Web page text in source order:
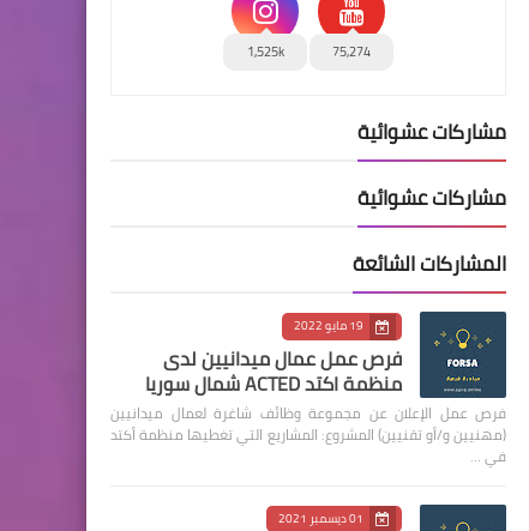
75,274
1,525k
مشاركات عشوائية
مشاركات عشوائية
المشاركات الشائعة
19 مايو 2022
فرص عمل عمال ميدانيين لدى
منظمة اكتد ACTED شمال سوريا
فرص عمل الإعلان عن مجموعة وظائف شاغرة لعمال ميدانيين
(مهنيين و/أو تقنيين) المشروع: المشاريع التي تغطيها منظمة أكتد
في …
01 ديسمبر 2021